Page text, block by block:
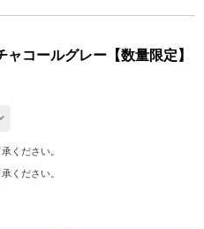
コールグレー【数量限定】
ください。
ください。